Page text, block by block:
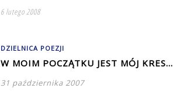
6 lutego 2008
DZIELNICA POEZJI
W MOIM POCZĄTKU JEST MÓJ KRES…
31 października 2007